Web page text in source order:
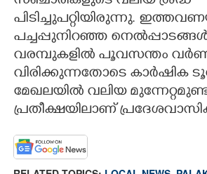
പിടിച്ചുപറ്റിയിരുന്നു.
പച്ചപ്പുനിറഞ്ഞ
വരമ്പുകളിൽ പൂവസന്തം
വിരിക്കുന്നതോടെ കാർഷിക
മേഖലയിൽ വലിയ
പ്രതീക്ഷയിലാണ്